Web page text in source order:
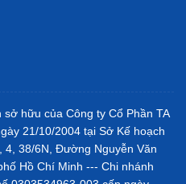
hữu của Công ty Cổ Phần TA
21/10/2004 tại Sở Kế hoạch
4, 38/6N, Đường Nguyễn Văn
Hồ Chí Minh --- Chi nhánh